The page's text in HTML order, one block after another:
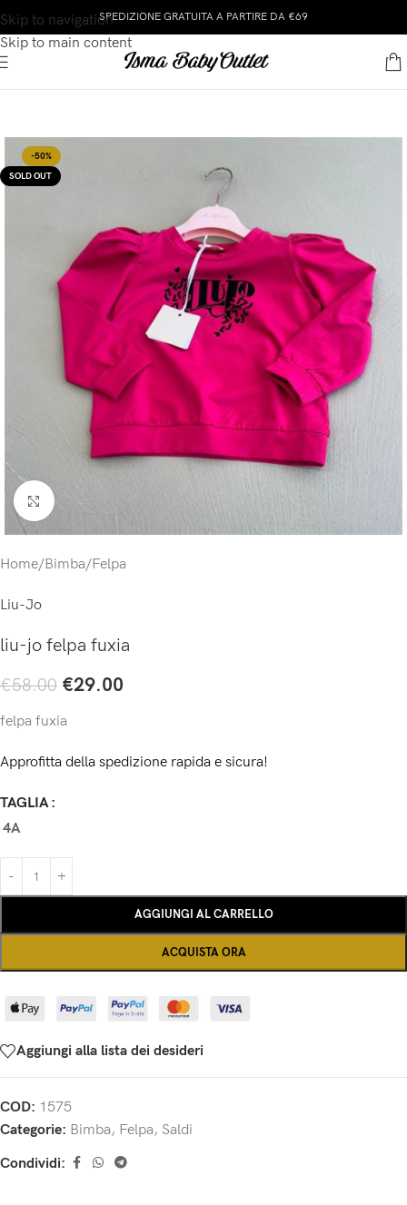
Skip to navigation
Skip to main content
SPEDIZIONE GRATUITA A PARTIRE DA €69
-50%
SOLD OUT
Click to enlarge
Home/Bimba/Felpa
Liu-Jo
liu-jo felpa fuxia
€58.00 €29.00
felpa fuxia
Approfitta della spedizione rapida e sicura!
TAGLIA
4A
AGGIUNGI AL CARRELLO
ACQUISTA ORA
Aggiungi alla lista dei desideri
COD: 1575
Categorie: Bimba, Felpa, Saldi
Condividi: